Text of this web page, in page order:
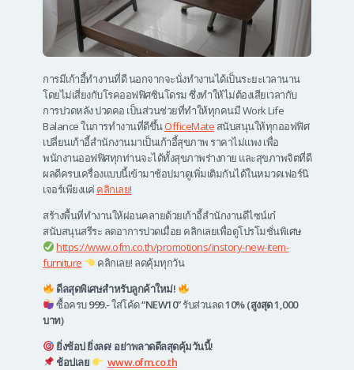
การมีเก้าอี้ทำงานที่ดี นอกจากจะนั่งทำงานได้เป็นระยะเวลานาน
โดยไม่เสี่ยงกับโรคออฟฟิศซินโดรม ซึ่งทำให้ไม่ต้องเสียเวลากับ
การปวดหลัง ปวดคอ เป็นส่วนช่วยที่ทำให้ทุกคนมี Work Life
Balance ในการทำงานที่ดีขึ้นOfficeMate สนับสนุนให้ทุกออฟฟิศ
เปลี่ยนเก้าอี้สำนักงานมาเป็นเก้าอี้สุขภาพ ราคาไม่แพง เพื่อ
พนักงานออฟฟิศทุกท่านจะได้ทั้งสุขภาพร่างกาย และสุขภาพจิตที่ดี
ผลดีครบเครื่องแบบนี้เข้ามาช้อปมาดูเพิ่มเติมกันได้ในหมวดเฟอร์นิ
เจอร์เพียงเเค่ คลิกเลย!
สร้างพื้นที่ทำงานให้ผ่อนคลายด้วยเก้าอี้สำนักงานดีไซน์เก๋
สนับสนุนสรีระ ลดอาการปวดเมื่อย คลิกเลยเพื่อดูโปรโมชั่นพิเศษ
https://www.ofm.co.th/promotions/instory-new-item-
furniture
คลิกเลย! ลดคุ้มทุกวัน
ดีลสุดพิเศษสำหรับลูกค้าใหม่!
ซื้อครบ999.-ใส่โค้ด“NEW10”รับส่วนลด10% (สูงสุด 1,000
บาท)
ยิ่งช้อป ยิ่งลด! อย่าพลาดดีลสุดคุ้มวันนี้!
ช้อปเลย
www.ofm.co.th